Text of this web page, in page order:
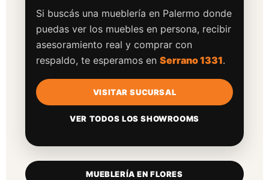
Si buscás una mueblería en Palermo donde
puedas ver los muebles en persona, recibir
asesoramiento real y comprar con
respaldo, te esperamos en Serrano 1331.
VISITAR SUCURSAL
VER TODOS LOS SHOWROOMS
MUEBLERÍA EN FLORES